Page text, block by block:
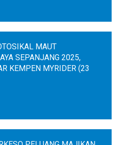
MAUT
SEPANJANG 2025,
KEMPEN MYRIDER (23